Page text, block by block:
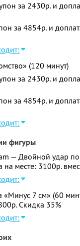
за 2430р. и
за 4854р. и
(120 минут)
за 2430р. и
за 4854р. и
фигуры
— Двойной удар по
на месте: 3100р.
7 см» (60
Скидка 35%